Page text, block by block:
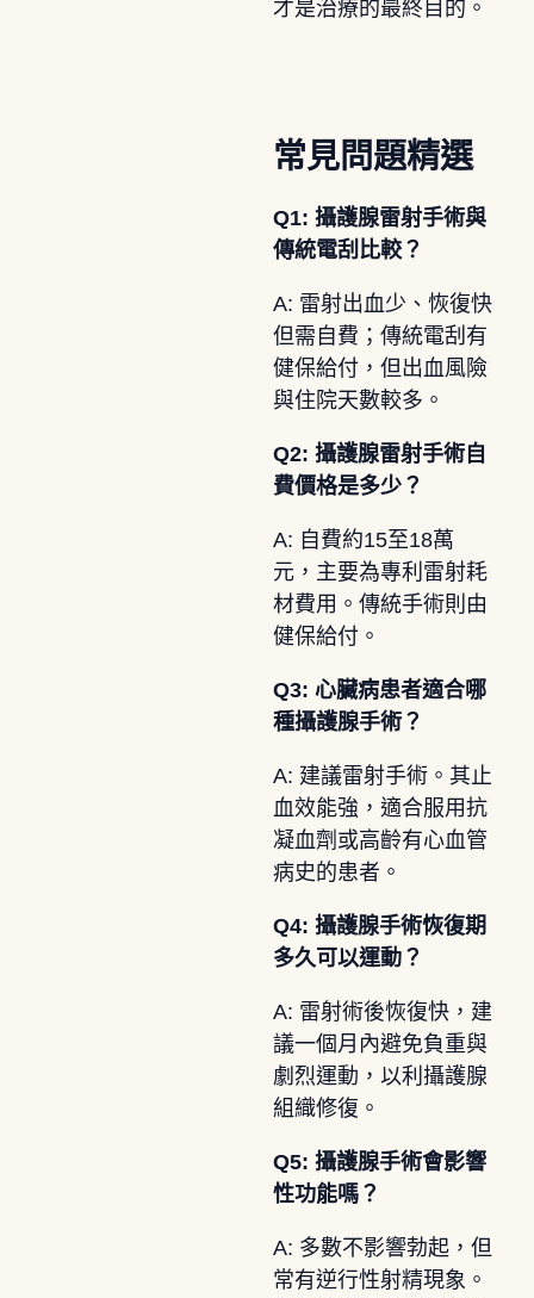
才是治療的最終目的。
常見問題精選
Q1: 攝護腺雷射手術與
傳統電刮比較？
A: 雷射出血少、恢復快
但需自費；傳統電刮有
健保給付，但出血風險
與住院天數較多。
Q2: 攝護腺雷射手術自
費價格是多少？
A: 自費約15至18萬
元，主要為專利雷射耗
材費用。傳統手術則由
健保給付。
Q3: 心臟病患者適合哪
種攝護腺手術？
A: 建議雷射手術。其止
血效能強，適合服用抗
凝血劑或高齡有心血管
病史的患者。
Q4: 攝護腺手術恢復期
多久可以運動？
A: 雷射術後恢復快，建
議一個月內避免負重與
劇烈運動，以利攝護腺
組織修復。
Q5: 攝護腺手術會影響
性功能嗎？
A: 多數不影響勃起，但
常有逆行性射精現象。